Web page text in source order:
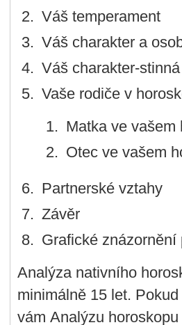
Váš temperament
Váš charakter a
Váš charakter-
Vaše rodiče v
Matka ve vašem
Otec ve vašem
Partnerské vztahy
Závěr
Grafické znázornění
Analýza nativního
minimálně 15 let.
vám Analýzu horoskopu